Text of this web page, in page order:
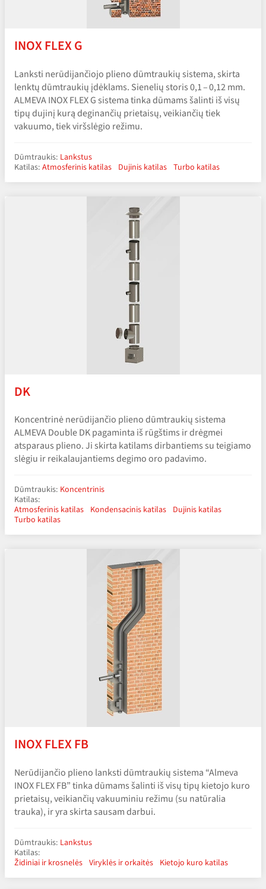
INOX FLEX G
Lanksti nerūdijančiojo plieno dūmtraukių sistema, skirta
lenktų dūmtraukių įdėklams. Sienelių storis 0,1 – 0,12 mm.
ALMEVA INOX FLEX G sistema tinka dūmams šalinti iš visų
tipų dujinį kurą deginančių prietaisų, veikiančių tiek
vakuumo, tiek viršslėgio režimu.
Dūmtraukis: Lankstus
Katilas: Atmosferinis katilas Dujinis katilas Turbo katilas
DK
Koncentrinė nerūdijančio plieno dūmtraukių sistema
ALMEVA Double DK pagaminta iš rūgštims ir drėgmei
atsparaus plieno. Ji skirta katilams dirbantiems su teigiamo
slėgiu ir reikalaujantiems degimo oro padavimo.
Dūmtraukis: Koncentrinis
Katilas:
Atmosferinis katilas Kondensacinis katilas Dujinis katilas
Turbo katilas
INOX FLEX FB
Nerūdijančio plieno lanksti dūmtraukių sistema “Almeva
INOX FLEX FB” tinka dūmams šalinti iš visų tipų kietojo kuro
prietaisų, veikiančių vakuuminiu režimu (su natūralia
trauka), ir yra skirta sausam darbui.
Dūmtraukis: Lankstus
Katilas:
Židiniai ir krosnelės Viryklės ir orkaitės Kietojo kuro katilas